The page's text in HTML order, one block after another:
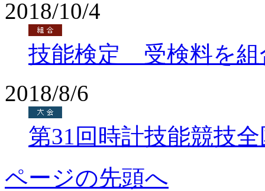
2018/10/4
技能検定 受検料を組
2018/8/6
第31回時計技能競技
ページの先頭へ